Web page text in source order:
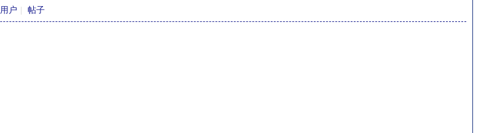
用户 帖子